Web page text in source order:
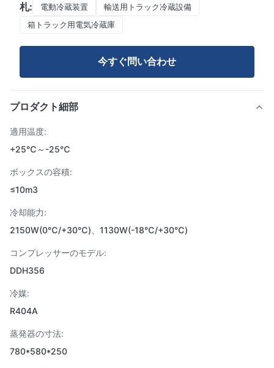
札: 電動冷蔵装置
輸送用トラック冷蔵設備
箱トラック用電気冷蔵庫
今すぐ問い合わせ
プロダクト細部
適用温度:
+25℃～-25℃
ボックスの容積:
≤10m3
冷却能力:
2150W(0℃/+30℃)、1130W(-18℃/+30℃)
コンプレッサーのモデル:
DDH356
冷媒:
R404A
蒸発器の寸法:
780*580*250